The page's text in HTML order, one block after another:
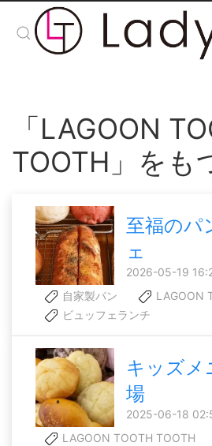
「LAGOON
TOOTH」をも
至福のパ
ェ
2026-05-19
自家製パン
LAGOON
ビュッフェランチ
キッズメ
場
2025-06-18
LAGOON TOOTH TOOTH